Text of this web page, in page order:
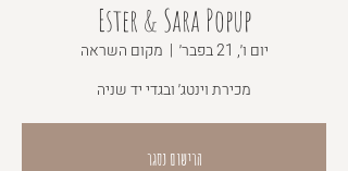
Ester & Sara Popup
יום ו׳, 21 בפבר׳
  |
מקום השראה
מכירת וינטג׳ ובגדי יד שניה
הרישום נסגר